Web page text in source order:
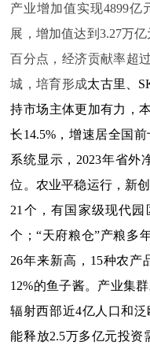
产业增加值实现4899
展，增加值达到3.27万
百分点，经济贡献率超
城，培育形成太古里、
持市场主体更加有力，
长14.5%，增速居全国
系统显示，2023年省外
位。农业平稳运行，新
21个，有国家级现代
个；“天府粮仓”产粮多
26年来新高，15种农
12%的鱼子酱。产业集
辐射西部近4亿人口和泛
能释放2.5万多亿元投资